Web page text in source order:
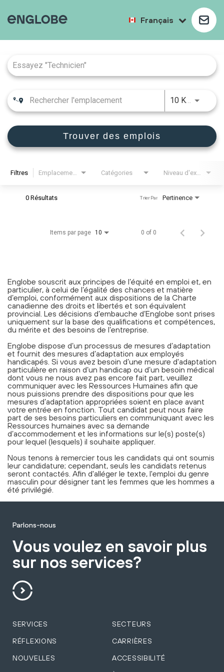
Français
10 KM
Trouver des emplois
Filtres Catégories
0 Résultats Pertinence
Trier Par
Items par page 10 0 of 0
Englobe souscrit aux principes de l’équité en emploi et, en
particulier, à celui de l’égalité des chances et matière
d’emploi, conformément aux dispositions de la Charte
canadienne des droits et libertés et son équivalent
provincial. Les décisions d’embauche d’Englobe sont prises
uniquement sur la base des qualifications et compétences,
du mérite et des besoins de l’entreprise.
Englobe dispose d’un processus de mesures d’adaptation
et fournit des mesures d’adaptation aux employés
handicapés. Si vous avez besoin d’une mesure d'adaptation
particulière en raison d’un handicap ou d’un besoin médical
dont vous ne nous avez pas encore fait part, veuillez
communiquer avec les Ressources Humaines afin que
nous puissions prendre des dispositions pour que les
mesures d’adaptation appropriées soient en place avant
votre entrée en fonction. Tout candidat peut nous faire
part de ses besoins particuliers en communiquant avec les
Ressources humaines avec sa demande
d’accommodement et les informations sur le(s) poste(s)
pour lequel (lesquels) il souhaite appliquer.
Nous tenons à remercier tous les candidats qui ont soumis
leur candidature; cependant, seuls les candidats retenus
seront contactés. Afin d'alléger le texte, l'emploi du genre
masculin pour désigner tant les femmes que les hommes a
été privilégié.
Parlons-nous
Vous voulez en savoir plus
sur nos services?
SERVICES SECTEURS
RÉFLEXIONS CARRIÈRES
NOUVELLES ACCESSIBILITÉ